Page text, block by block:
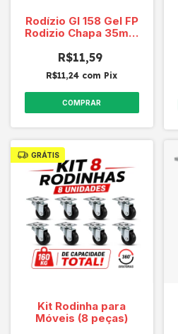
Rodízio Gl 158 Gel FP
Rodizio Chapa 35mm
R$11,59
R$11,24 com Pix
COMPRAR
GRÁTIS
Kit Rodinha para
Móveis (8 peças)